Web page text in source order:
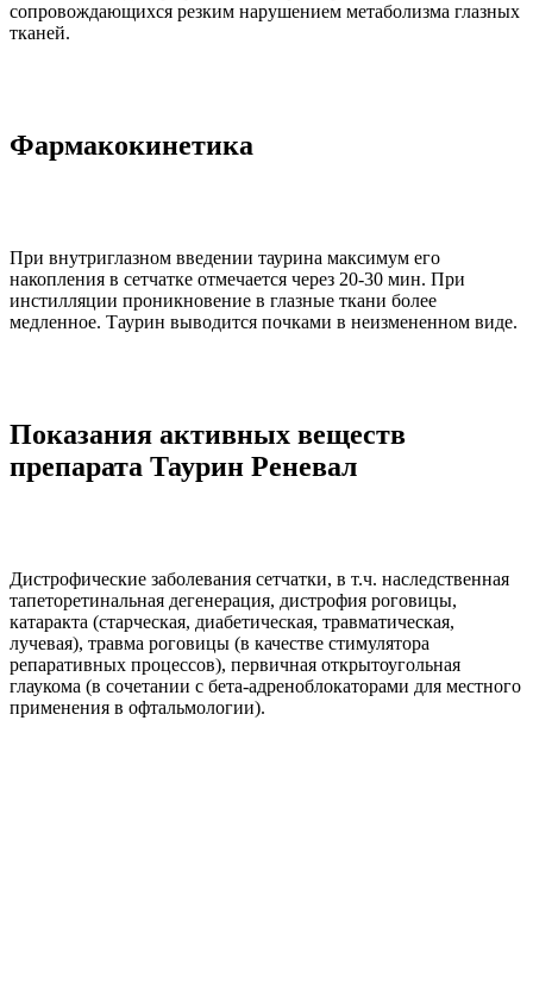
сопровождающихся резким нарушением метаболизма глазных
тканей.
Фармакокинетика
При внутриглазном введении таурина максимум его
накопления в сетчатке отмечается через 20-30 мин. При
инстилляции проникновение в глазные ткани более
медленное. Таурин выводится почками в неизмененном виде.
Показания активных веществ
препарата Таурин Реневал
Дистрофические заболевания сетчатки, в т.ч. наследственная
тапеторетинальная дегенерация, дистрофия роговицы,
катаракта (старческая, диабетическая, травматическая,
лучевая), травма роговицы (в качестве стимулятора
репаративных процессов), первичная открытоугольная
глаукома (в сочетании с бета-адреноблокаторами для местного
применения в офтальмологии).